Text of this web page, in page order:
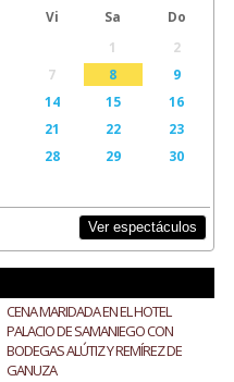
Vi Sa
Do
1
2
7 8
9
14 15
16
21 22
23
28 29
30
Ver espectáculos
CENA MARIDADA EN EL HOTEL
PALACIO DE SAMANIEGO CON
BODEGAS ALÚTIZ Y REMÍREZ DE
GANUZA